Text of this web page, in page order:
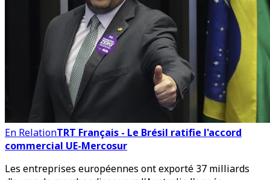
En RelationTRT Français - Le Brésil ratifie l'accord
commercial UE-Mercosur
Les entreprises européennes ont exporté 37 milliards